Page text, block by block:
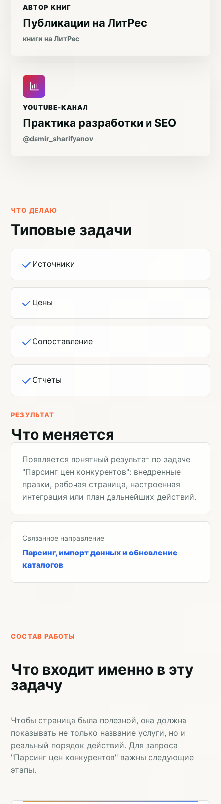
АВТОР КНИГ
Публикации на ЛитРес
книги на ЛитРес
YOUTUBE-КАНАЛ
Практика разработки и SEO
@damir_sharifyanov
ЧТО ДЕЛАЮ
Типовые задачи
Источники
Цены
Сопоставление
Отчеты
РЕЗУЛЬТАТ
Что меняется
Появляется понятный результат по задаче
"Парсинг цен конкурентов": внедренные
правки, рабочая страница, настроенная
интеграция или план дальнейших действий.
Связанное направление
Парсинг, импорт данных и обновление
каталогов
СОСТАВ РАБОТЫ
Что входит именно в эту
задачу
Чтобы страница была полезной, она должна
показывать не только название услуги, но и
реальный порядок действий. Для запроса
"Парсинг цен конкурентов" важны следующие
этапы.